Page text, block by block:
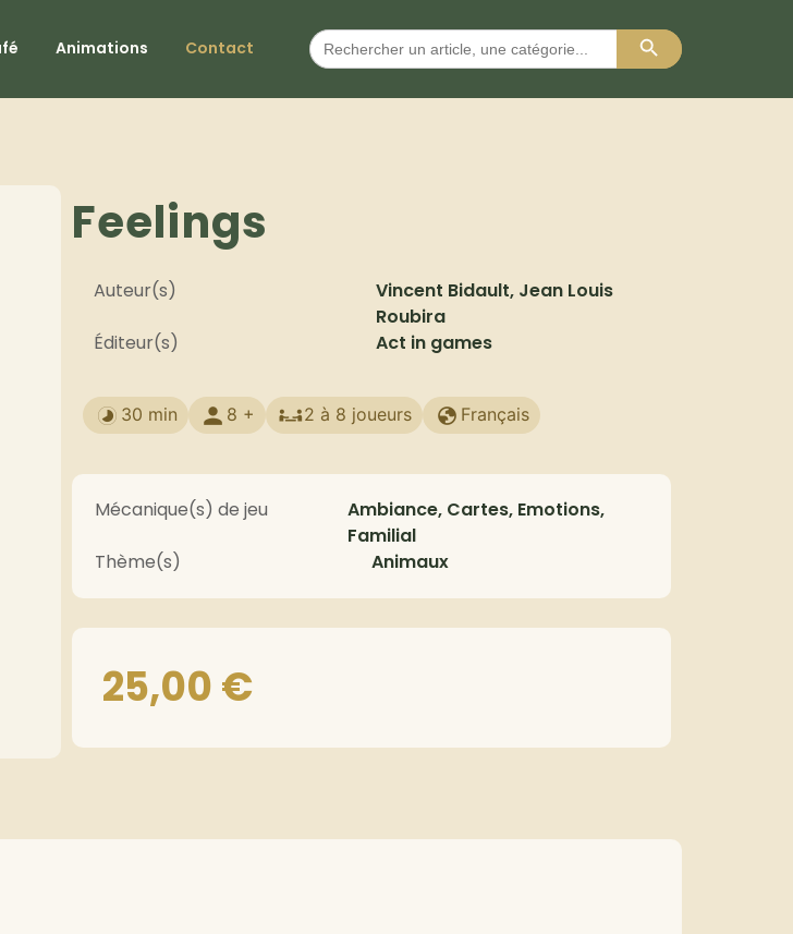
Animations Contact
Search
for:
Search Button
Feelings
Auteur(s)
Vincent Bidault, Jean Louis
Roubira
Éditeur(s)
Act in games
30 min 8 + 2 à 8 joueurs Français
Mécanique(s) de jeu
Ambiance, Cartes, Emotions,
Familial
Thème(s)
Animaux
25,00€